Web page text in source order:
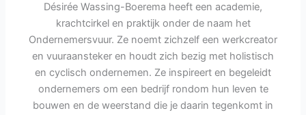
Désirée Wassing-Boerema heeft een academie,
krachtcirkel en praktijk onder de naam het
Ondernemersvuur. Ze noemt zichzelf een werkcreator
en vuuraansteker en houdt zich bezig met holistisch
en cyclisch ondernemen. Ze inspireert en begeleidt
ondernemers om een bedrijf rondom hun leven te
bouwen en de weerstand die je daarin tegenkomt in